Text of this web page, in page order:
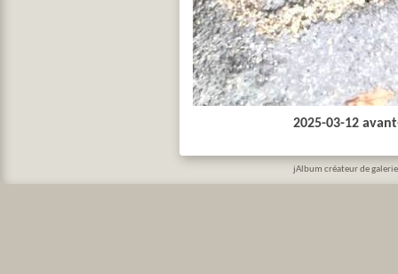
2025-03-12
jAlbum créateur de